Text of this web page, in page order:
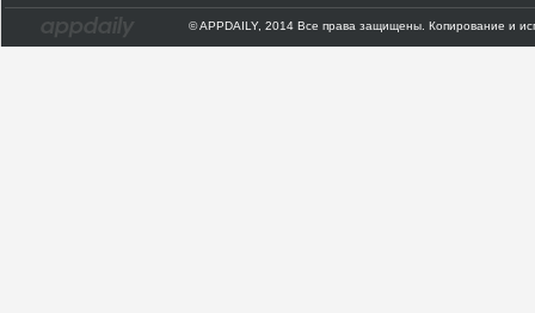
© APPDAILY, 2014 Все права защищены. Копирование и